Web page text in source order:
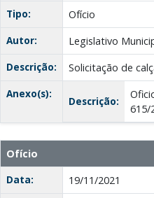
Tipo:
Ofício
Autor:
Legislativo
Descrição:
Solicitação de
Anexo(s):
Descrição:
615/
Ofício
Data:
19/11/2021